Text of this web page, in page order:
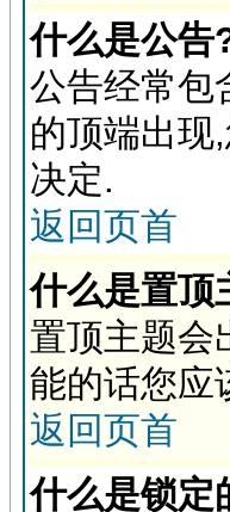
什么是公告
公告经常包
的顶端出现
决定.
返回页首
什么是置顶
置顶主题会
能的话您应
返回页首
什么是锁定